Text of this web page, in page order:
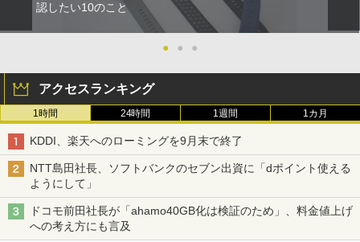
認したい10のこと
● ● ●
アクセスランキング
1時間 24時間 1週間 1カ月
KDDI、楽天へのローミングを9月末で終了
NTT島田社長、ソフトバンクのセブン出資に「dポイント使える
ようにして」
ドコモ前田社長が「ahamo40GB化は検証のため」、料金値上げ
への考え方にも言及